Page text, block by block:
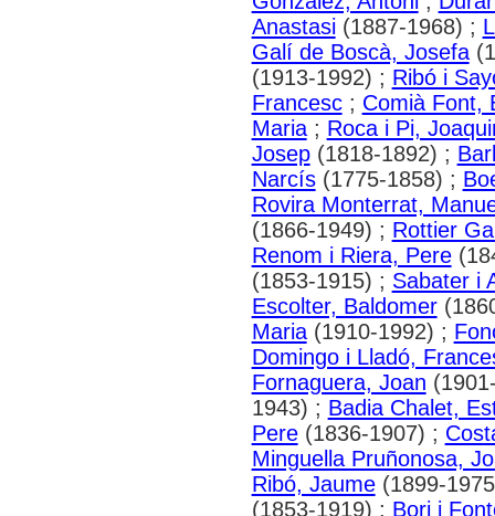
Anastasi(1887-1968) ;
Galí de Boscà, Josefa
(1913-1992) ; Ribó i
Francesc; Comià Font,
Maria; Roca i Pi,
Josep(1818-1892) ;
Narcís(1775-1858) ;
Rovira Monterrat,
(1866-1949) ; Rottier
Renom i Riera, Pere
(1853-1915) ; Sabater i
Escolter, Baldomer
Maria(1910-1992) ;
Domingo i Lladó,
Fornaguera, Joan
1943) ; Badia Chalet,
Pere(1836-1907) ;
Minguella Pruñonosa,
Ribó, Jaume(1899-
(1853-1919) ; Bori i